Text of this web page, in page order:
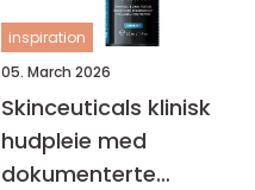
inspiration
05. March 2026
Skinceuticals klinisk
hudpleie med
dokumenterte